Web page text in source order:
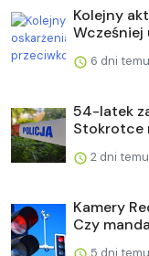
Kolejny
Wcześniej
6 dni temu
54-latek
Stokrotce
2 dni temu
Kamery
Czy
5 dni temu